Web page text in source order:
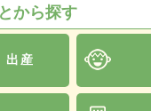
から探す
出産